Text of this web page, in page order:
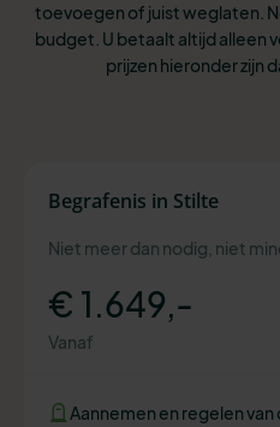
toevoegen of juist weglaten.
budget. U betaalt altijd alleen
prijzen hieronder zijn
Begrafenis in Stilte
Niet meer dan nodig, niet
€ 1.649,-
Vanaf
Aannemen en regelen van